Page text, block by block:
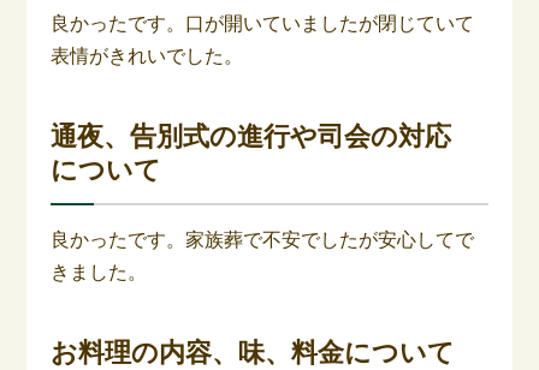
良かったです。口が開いていましたが閉じていて
表情がきれいでした。
通夜、告別式の進行や司会の対応
について
良かったです。家族葬で不安でしたが安心してで
きました。
お料理の内容、味、料金について